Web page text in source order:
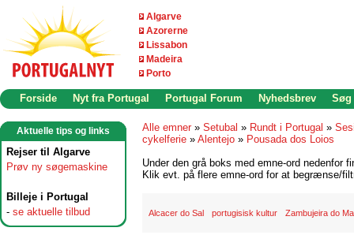
Algarve
Azorerne
Lissabon
Madeira
Porto
Forside Nyt fra Portugal Portugal Forum Nyhedsbrev Søg
Aktuelle tips og links
Rejser til Algarve
Prøv ny søgemaskine
Billeje i Portugal
- se aktuelle tilbud
Alle emner » Setubal » Rundt i Portugal »
cykelferie » Alentejo » Pousada dos Loios
Under den grå boks med emne-ord nedenfor
Klik evt. på flere emne-ord for at begrænse/
Alcacer do Sal portugisisk kultur Zambujeira do